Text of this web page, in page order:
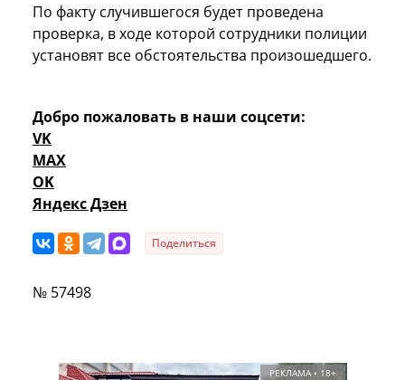
По факту случившегося будет проведена
проверка, в ходе которой сотрудники полиции
установят все обстоятельства произошедшего.
Добро пожаловать в наши соцсети:
VK
MAX
OK
Яндекс Дзен
Поделиться
№ 57498
РЕКЛАМА • 18+